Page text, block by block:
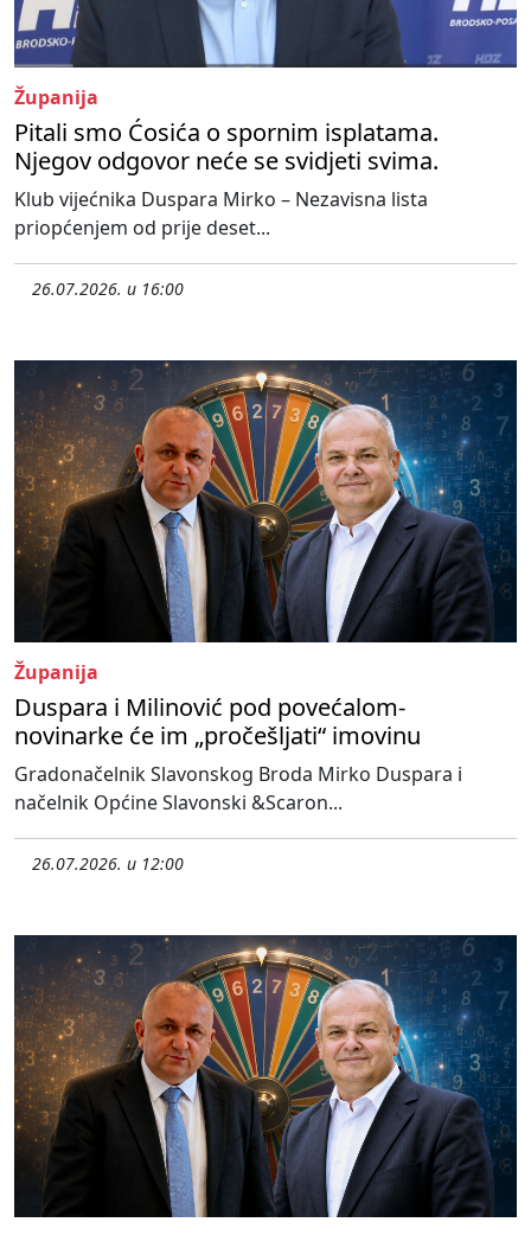
Županija
Pitali smo Ćosića o spornim isplatama.
Njegov odgovor neće se svidjeti svima.
Klub vijećnika Duspara Mirko – Nezavisna lista
priopćenjem od prije deset...
26.07.2026. u 16:00
Županija
Duspara i Milinović pod povećalom-
novinarke će im „pročešljati“ imovinu
Gradonačelnik Slavonskog Broda Mirko Duspara i
načelnik Općine Slavonski &Scaron...
26.07.2026. u 12:00